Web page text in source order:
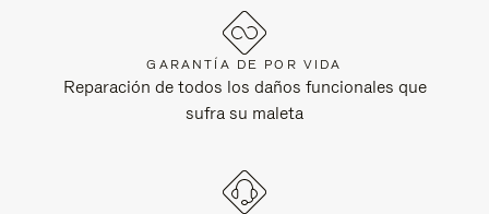
GARANTÍA DE POR VIDA
Reparación de todos los daños funcionales que
sufra su maleta